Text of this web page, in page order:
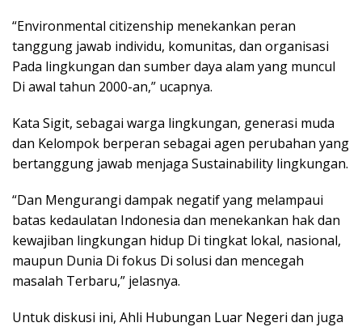
“Environmental citizenship menekankan peran
tanggung jawab individu, komunitas, dan organisasi
Pada lingkungan dan sumber daya alam yang muncul
Di awal tahun 2000-an,” ucapnya.
Kata Sigit, sebagai warga lingkungan, generasi muda
dan Kelompok berperan sebagai agen perubahan yang
bertanggung jawab menjaga Sustainability lingkungan.
“Dan Mengurangi dampak negatif yang melampaui
batas kedaulatan Indonesia dan menekankan hak dan
kewajiban lingkungan hidup Di tingkat lokal, nasional,
maupun Dunia Di fokus Di solusi dan mencegah
masalah Terbaru,” jelasnya.
Untuk diskusi ini, Ahli Hubungan Luar Negeri dan juga